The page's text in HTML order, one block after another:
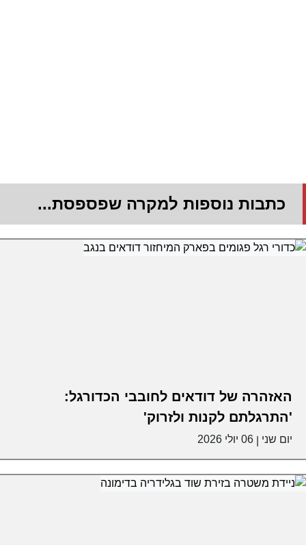
כתבות נוספות למקרה שפספסת...
האזהרה של דודאים לחובבי הכדורגל:
'התרגלתם לקנות ולזרוק'
יום שני 06 יולי 2026